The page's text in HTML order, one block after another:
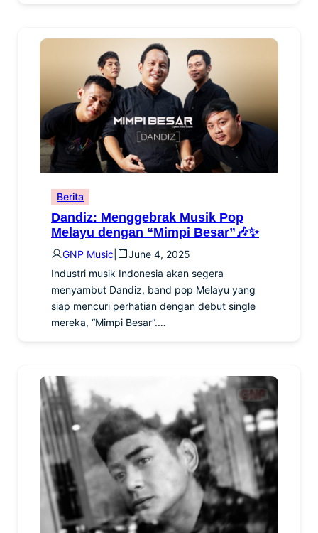
Berita
Dandiz: Menggebrak Musik Pop
Melayu dengan “Mimpi Besar”🎶✨
GNP Music
June 4, 2025
Industri musik Indonesia akan segera
menyambut Dandiz, band pop Melayu yang
siap mencuri perhatian dengan debut single
mereka, “Mimpi Besar”.…